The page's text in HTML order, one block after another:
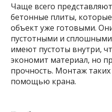
Чаще всего
бетонные плиты,
объект уже готовыми.
пустотными и
имеют пустоты внутри,
экономит материал, но
прочность. Монтаж
помощью крана.